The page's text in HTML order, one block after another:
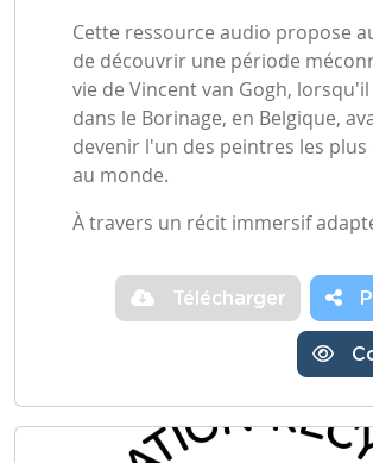
Cette ressource audio propose
de découvrir une période
vie de Vincent van Gogh,
dans le Borinage, en Belgique,
devenir l'un des peintres les plus
au monde.
À travers un récit immersif
Télécharger